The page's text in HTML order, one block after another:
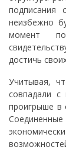
подписания
неизбежно
момент
достичь
Учитывая,
совпадали с
проигрыше в